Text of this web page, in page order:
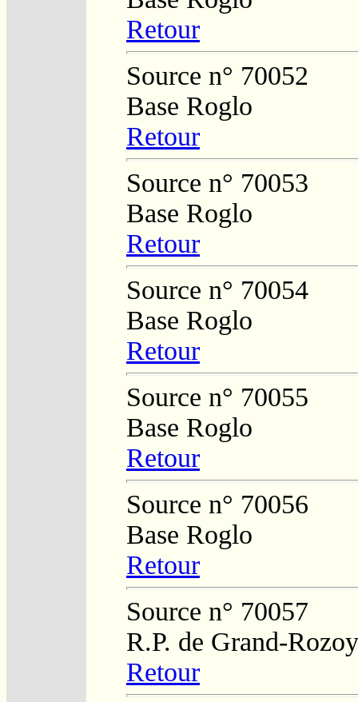
Retour
Source n° 70052
Base Roglo
Retour
Source n° 70053
Base Roglo
Retour
Source n° 70054
Base Roglo
Retour
Source n° 70055
Base Roglo
Retour
Source n° 70056
Base Roglo
Retour
Source n° 70057
R.P. de Grand-Rozoy
Retour